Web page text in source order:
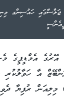
ޖަލްސާގައި ހައުސިންގ
އޭރުގެ އެމްޑީޕީގެ
އާ
ފައިސާގެ ގޮތުގައި 65